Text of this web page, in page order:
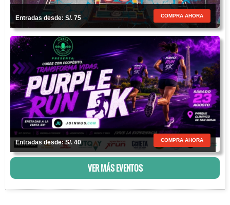
Entradas desde: S/. 75 COMPRA AHORA
Entradas desde: S/. 40 COMPRA AHORA
VER MÁS EVENTOS